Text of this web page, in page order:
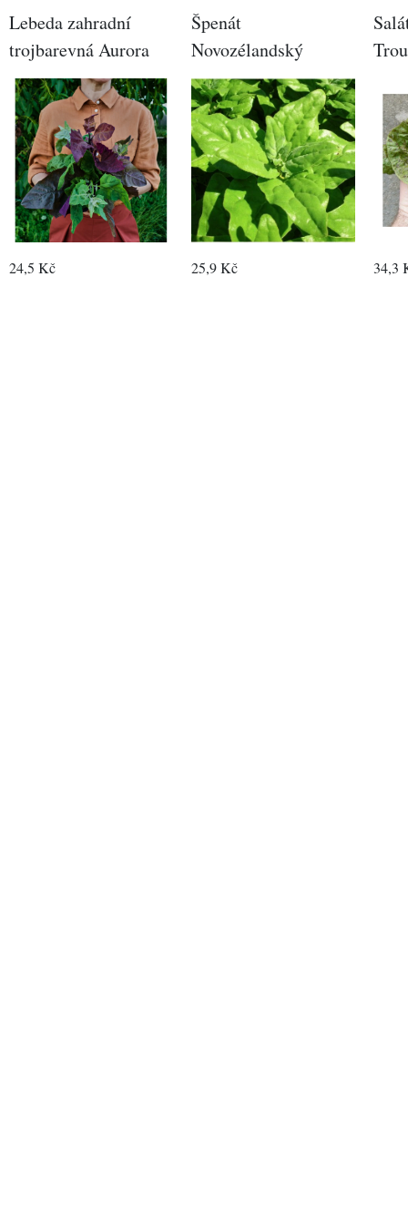
Lebeda zahradní
trojbarevná Aurora
24,5 Kč
Špenát
Novozélandský
25,9 Kč
34,3